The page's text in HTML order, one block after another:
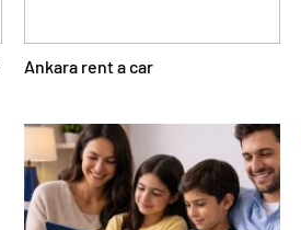
Ankara rent a car